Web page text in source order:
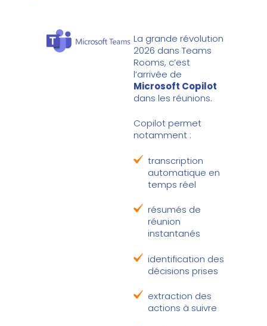
La grande révolution
2026 dans Teams
Rooms, c’est
l’arrivée de
Microsoft Copilot
dans les réunions.
Copilot permet
notamment :
transcription
automatique en
temps réel
résumés de
réunion
instantanés
identification des
décisions prises
extraction des
actions à suivre